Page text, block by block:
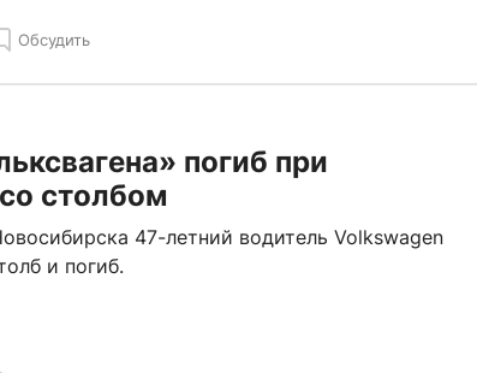
Обсудить
погиб при
столбом
47-летний водитель Volkswagen
и погиб.